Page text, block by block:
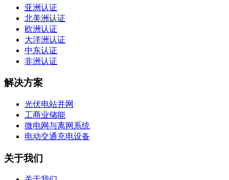
亚洲认证
北美洲认证
欧洲认证
大洋洲认证
中东认证
非洲认证
解决方案
光伏电站并网
工商业储能
微电网与离网系统
电动交通充电设备
关于我们